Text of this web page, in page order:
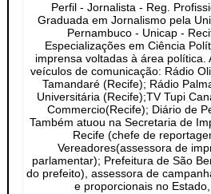
Perfil - Jornalista - Reg.
Graduada em Jornalismo pela
Pernambuco - Unicap -
Especializações em Ciência
imprensa voltadas à área política.
veículos de comunicação: Rádio
Tamandaré (Recife); Rádio
Universitária (Recife);TV Tupi
Commercio(Recife); Diário de
Também atuou na Secretaria de
Recife (chefe de
Vereadores(assessora de
parlamentar); Prefeitura de São
do prefeito), assessora de
e proporcionais no Estado,